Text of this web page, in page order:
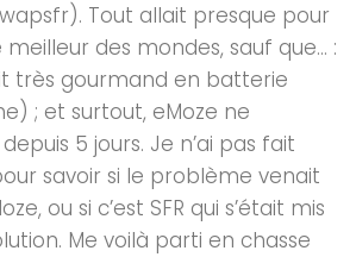
Tout allait presque pour
des mondes, sauf que… :
très gourmand en batterie
; et surtout, eMoze ne
5 jours. Je n’ai pas fait
savoir si le problème venait
ou si c’est SFR qui s’était mis
Me voilà parti en chasse